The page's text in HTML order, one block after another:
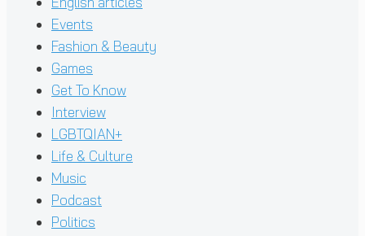
Events
Fashion & Beauty
Games
Get To Know
Interview
LGBTQIAN+
Life & Culture
Music
Podcast
Politics